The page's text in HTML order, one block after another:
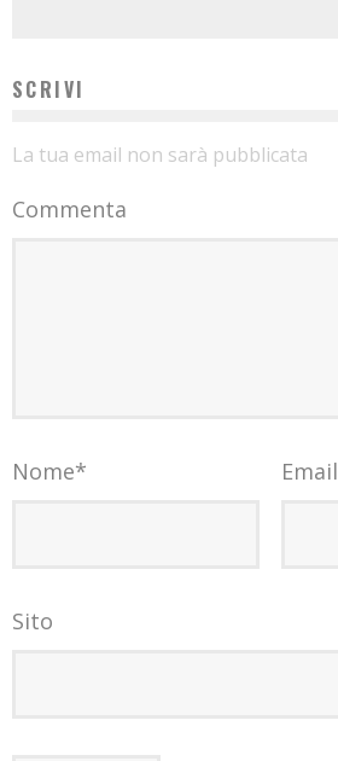
SCRIVI
La tua email non sarà pubblicata
Commenta
Nome* Email
Sito